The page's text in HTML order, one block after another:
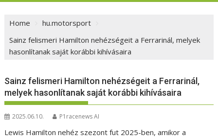
Home
hu.motorsport
Sainz felismeri Hamilton nehézségeit a Ferrarinál, melyek
hasonlítanak saját korábbi kihívásaira
Sainz felismeri Hamilton nehézségeit a Ferrarinál,
melyek hasonlítanak saját korábbi kihívásaira
2025.06.10. P1racenews AI
Lewis Hamilton nehéz szezont fut 2025-ben, amikor a